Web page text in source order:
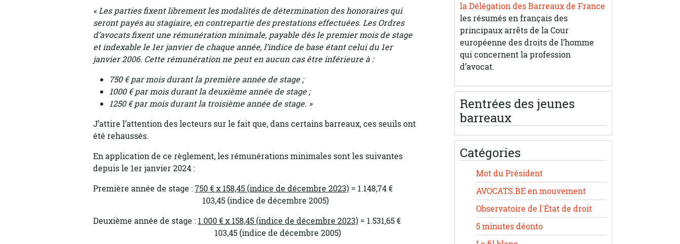
« Les parties fixent librement les modalités de détermination des honoraires qui
seront payés au stagiaire, en contrepartie des prestations effectuées. Les Ordres
d’avocats fixent une rémunération minimale, payable dès le premier mois de stage
et indexable le 1er janvier de chaque année, l’indice de base étant celui du 1er
janvier 2006. Cette rémunération ne peut en aucun cas être inférieure à :
750 € par mois durant la première année de stage ;
1000 € par mois durant la deuxième année de stage ;
1250 € par mois durant la troisième année de stage. »
J’attire l’attention des lecteurs sur le fait que, dans certains barreaux, ces seuils ont
été rehaussés.
En application de ce règlement, les rémunérations minimales sont les suivantes
depuis le 1er janvier 2024 :
Première année de stage :750 € x 158,45 (indice de décembre 2023) = 1.148,74 €
103,45 (indice de décembre 2005)
Deuxième année de stage : 1.000 € x 158,45 (indice de décembre 2023) = 1.531,65 €
103,45 (indice de décembre 2005)
la Délégation des Barreaux de France
les résumés en français des
principaux arrêts de la Cour
européenne des droits de l’homme
qui concernent la profession
d’avocat.
Rentrées des jeunes
barreaux
Catégories
Mot du Président
AVOCATS.BE en mouvement
Observatoire de l'État de droit
5 minutes déonto